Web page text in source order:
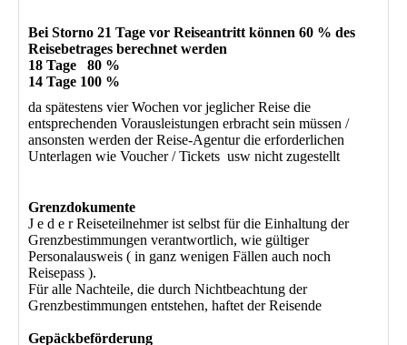
Bei Storno 21 Tage vor Reiseantritt können 60 % des
Reisebetrages berechnet werden
18 Tage 80 %
14 Tage 100 %
da spätestens vier Wochen vor jeglicher Reise die
entsprechenden Vorausleistungen erbracht sein müssen /
ansonsten werden der Reise-Agentur die erforderlichen
Unterlagen wie Voucher / Tickets usw nicht zugestellt
Grenzdokumente
J e d e r Reiseteilnehmer ist selbst für die Einhaltung der
Grenzbestimmungen verantwortlich, wie gültiger
Personalausweis ( in ganz wenigen Fällen auch noch
Reisepass ).
Für alle Nachteile, die durch Nichtbeachtung der
Grenzbestimmungen entstehen, haftet der Reisende
Gepäckbeförderung